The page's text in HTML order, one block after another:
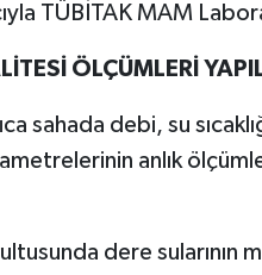
TÜBİTAK MAM
ÖLÇÜMLERİ
sahada debi, su
anlık
dere sularının